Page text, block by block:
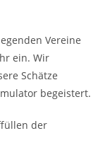
Vereine
ein. Wir
Schätze
begeistert.
der